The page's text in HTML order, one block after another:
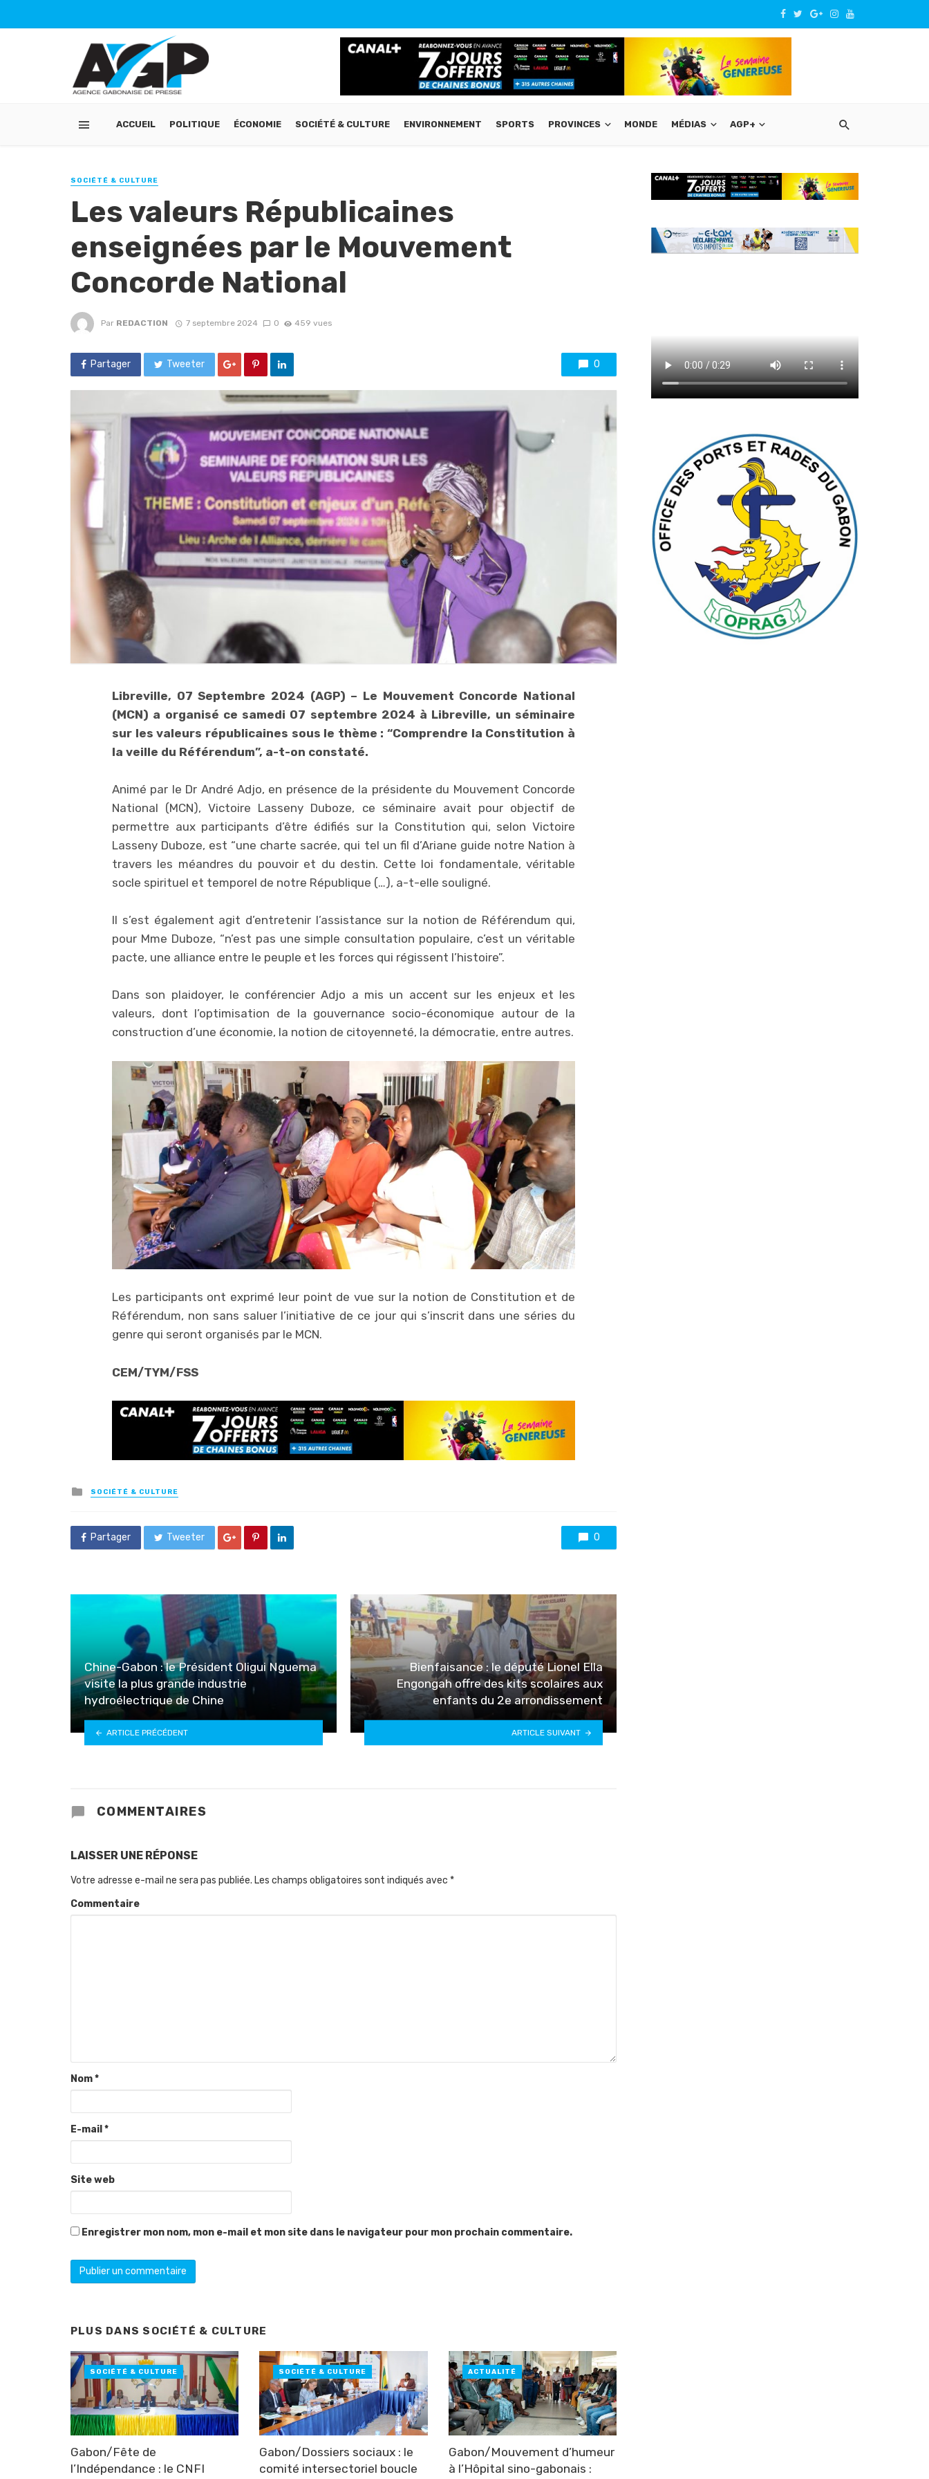
ACCUEIL POLITIQUE ÉCONOMIE SOCIÉTÉ & CULTURE ENVIRONNEMENT SPORTS PROVINCES MONDE MÉDIAS AGP+
SOCIÉTÉ & CULTURE
Les valeurs Républicaines
enseignées par le Mouvement
Concorde National
Par REDACTION 7 septembre 2024 0 459 vues
Partager Tweeter 0
Libreville, 07 Septembre 2024 (AGP) – Le Mouvement Concorde National
(MCN) a organisé ce samedi 07 septembre 2024 à Libreville, un séminaire
sur les valeurs républicaines sous le thème : “Comprendre la Constitution à
la veille du Référendum”, a-t-on constaté.
Animé par le Dr André Adjo, en présence de la présidente du Mouvement Concorde
National (MCN), Victoire Lasseny Duboze, ce séminaire avait pour objectif de
permettre aux participants d’être édifiés sur la Constitution qui, selon Victoire
Lasseny Duboze, est “une charte sacrée, qui tel un fil d’Ariane guide notre Nation à
travers les méandres du pouvoir et du destin. Cette loi fondamentale, véritable
socle spirituel et temporel de notre République (…), a-t-elle souligné.
Il s’est également agit d’entretenir l’assistance sur la notion de Référendum qui,
pour Mme Duboze, “n’est pas une simple consultation populaire, c’est un véritable
pacte, une alliance entre le peuple et les forces qui régissent l’histoire”.
Dans son plaidoyer, le conférencier Adjo a mis un accent sur les enjeux et les
valeurs, dont l’optimisation de la gouvernance socio-économique autour de la
construction d’une économie, la notion de citoyenneté, la démocratie, entre autres.
Les participants ont exprimé leur point de vue sur la notion de Constitution et de
Référendum, non sans saluer l’initiative de ce jour qui s’inscrit dans une séries du
genre qui seront organisés par le MCN.
CEM/TYM/FSS
Posted
in
SOCIÉTÉ & CULTURE
Partager Tweeter 0
Chine-Gabon : le Président Oligui Nguema
visite la plus grande industrie
hydroélectrique de Chine
ARTICLE PRÉCÉDENT
Bienfaisance : le député Lionel Ella
Engongah offre des kits scolaires aux
enfants du 2e arrondissement
ARTICLE SUIVANT
COMMENTAIRES
LAISSER UNE RÉPONSE
Votre adresse e-mail ne sera pas publiée. Les champs obligatoires sont indiqués avec *
Commentaire
Nom*
E-mail*
Site web
Enregistrer mon nom, mon e-mail et mon site dans le navigateur pour mon prochain commentaire.
PLUS DANS SOCIÉTÉ & CULTURE
Gabon/Fête de
l’Indépendance : le CNFI
SOCIÉTÉ & CULTURE
Gabon/Dossiers sociaux : le
comité intersectoriel boucle
SOCIÉTÉ & CULTURE
Gabon/Mouvement d’humeur
à l’Hôpital sino-gabonais :
ACTUALITÉ